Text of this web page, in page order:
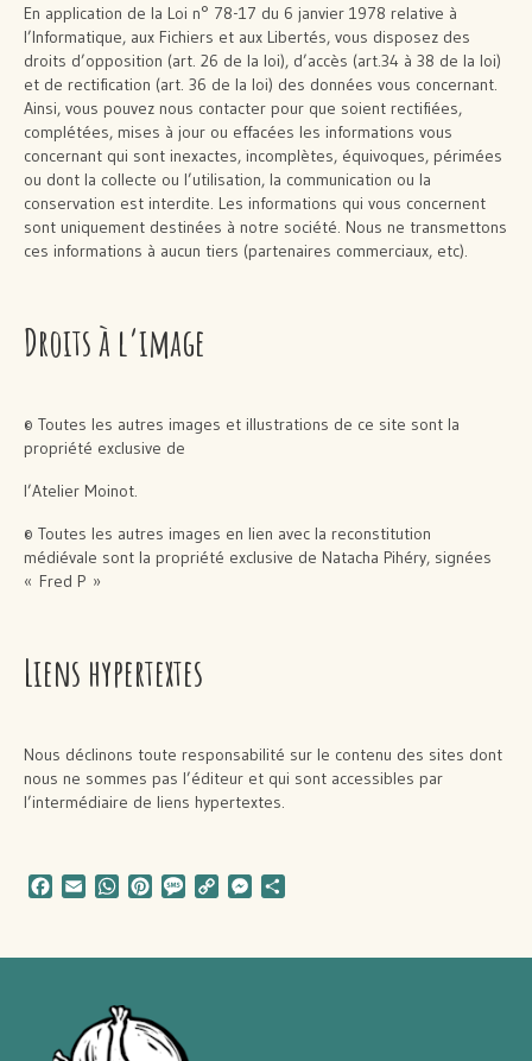
En application de la Loi n° 78-17 du 6 janvier 1978 relative à
l’Informatique, aux Fichiers et aux Libertés, vous disposez des
droits d’opposition (art. 26 de la loi), d’accès (art.34 à 38 de la loi)
et de rectification (art. 36 de la loi) des données vous concernant.
Ainsi, vous pouvez nous contacter pour que soient rectifiées,
complétées, mises à jour ou effacées les informations vous
concernant qui sont inexactes, incomplètes, équivoques, périmées
ou dont la collecte ou l’utilisation, la communication ou la
conservation est interdite. Les informations qui vous concernent
sont uniquement destinées à notre société. Nous ne transmettons
ces informations à aucun tiers (partenaires commerciaux, etc).
Droits à l’image
© Toutes les autres images et illustrations de ce site sont la
propriété exclusive de
l’Atelier Moinot.
© Toutes les autres images en lien avec la reconstitution
médiévale sont la propriété exclusive de Natacha Pihéry, signées
« Fred P »
Liens hypertextes
Nous déclinons toute responsabilité sur le contenu des sites dont
nous ne sommes pas l’éditeur et qui sont accessibles par
l’intermédiaire de liens hypertextes.
Facebook
Email WhatsApp
PinterestMessage
Copy
Messenger